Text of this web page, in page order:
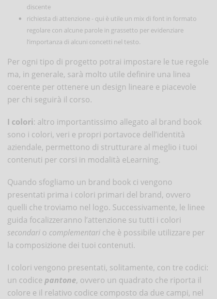
discente
richiesta di attenzione - qui è utile un mix di font in formato
regolare con alcune parole in grassetto per evidenziare
l’importanza di alcuni concetti nel testo.
Per ogni tipo di progetto potrai impostare le tue regole
ma, in generale, sarà molto utile definire una linea
coerente per ottenere un design lineare e piacevole
per chi seguirà il corso.
I colori: altro importantissimo allegato al brand book
sono i colori, veri e propri portavoce dell’identità
aziendale, permettono di strutturare al meglio i tuoi
contenuti per corsi in modalità eLearning.
Quando sfogliamo un brand book ci vengono
presentati prima i colori primari del brand, ovvero
quelli che troviamo nel logo. Successivamente, le linee
guida focalizzeranno l’attenzione su tutti i colori
secondari o complementari che è possibile utilizzare per
la composizione dei tuoi contenuti.
I colori vengono presentati, solitamente, con tre codici:
un codice pantone, ovvero un quadrato che riporta il
colore e il relativo codice composto da due campi, nel